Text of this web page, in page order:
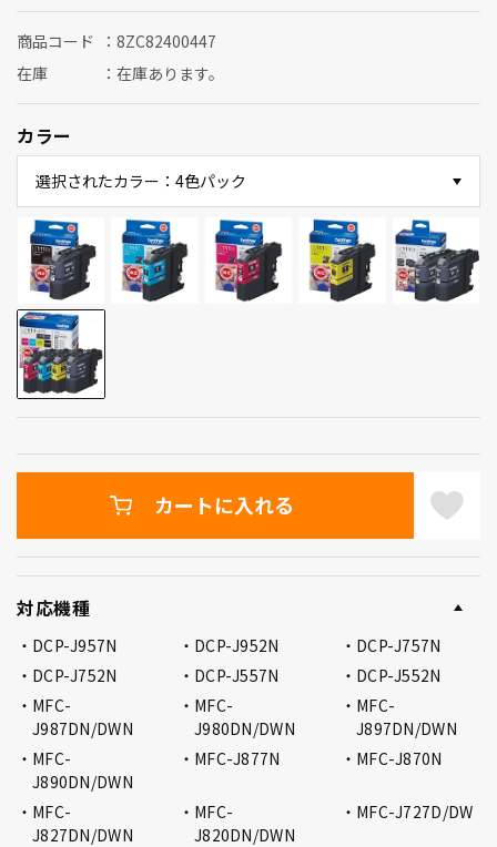
商品コード
8ZC82400447
在庫
在庫あります。
カラー
選択されたカラー：4色パック
カートに入れる
対応機種
DCP-J957N DCP-J952N
DCP-J757N
DCP-J752N
DCP-J557N
DCP-J552N
MFC-
J987DN/DWN
MFC-
J980DN/DWN
MFC-
J897DN/DWN
MFC-
J890DN/DWN
MFC-J877N MFC-J870N
MFC-
J827DN/DWN
MFC-
J820DN/DWN
MFC-J727D/DW